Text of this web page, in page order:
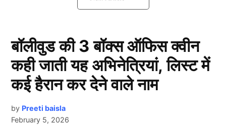
बॉलीवुड की 3 बॉक्स ऑफिस क्वीन
कही जाती यह अभिनेत्रियां, लिस्ट में
कई हैरान कर देने वाले नाम
by Preeti baisla
February 5, 2026